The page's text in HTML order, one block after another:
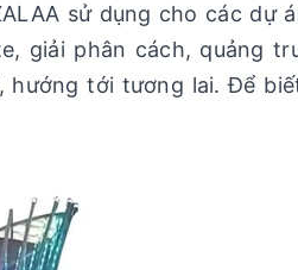
sử dụng cho các dự
giải phân cách, quảng
hướng tới tương lai. Để